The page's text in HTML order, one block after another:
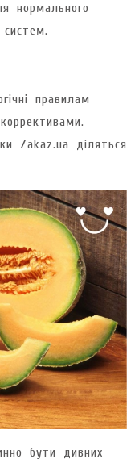
нормального
систем.
правилам
Zakaz.ua діляться
бути дивних